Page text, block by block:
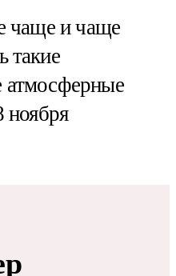
чаще и чаще
такие
атмосферные
ноября